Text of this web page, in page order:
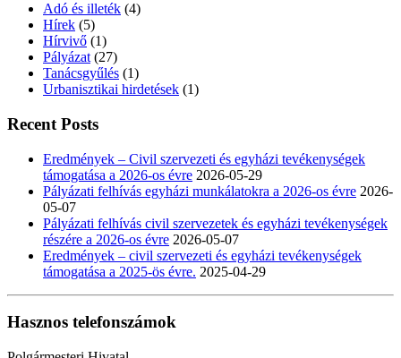
Adó és illeték (4)
Hírek (5)
Hírvivő (1)
Pályázat (27)
Tanácsgyűlés (1)
Urbanisztikai hirdetések (1)
Recent Posts
Eredmények – Civil szervezeti és egyházi tevékenységek
támogatása a 2026-os évre 2026-05-29
Pályázati felhívás egyházi munkálatokra a 2026-os évre 2026-
05-07
Pályázati felhívás civil szervezetek és egyházi tevékenységek
részére a 2026-os évre 2026-05-07
Eredmények – civil szervezeti és egyházi tevékenységek
támogatása a 2025-ös évre. 2025-04-29
Hasznos telefonszámok